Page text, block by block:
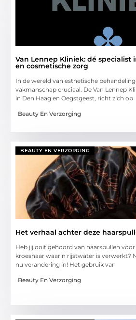
Van Lennep Kliniek: dé
en cosmetische zorg
In de wereld van esthetische
vakmanschap cruciaal. De Van Lennep
in Den Haag en Oegstgeest, richt zich op
Beauty En Verzorging
BEAUTY EN VERZORGING
Het verhaal achter deze
Heb jij ooit gehoord van haarspullen
kroeshaar waarin rijstwater is verwerkt?
nu verandering in! Het gebruik van
Beauty En Verzorging